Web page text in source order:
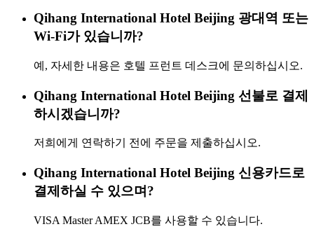
Qihang International Hotel Beijing 광대역 또는
Wi-Fi가 있습니까?
예, 자세한 내용은 호텔 프런트 데스크에 문의하십시오.
Qihang International Hotel Beijing 선불로 결제
하시겠습니까?
저희에게 연락하기 전에 주문을 제출하십시오.
Qihang International Hotel Beijing 신용카드로
결제하실 수 있으며?
VISA Master AMEX JCB를 사용할 수 있습니다.